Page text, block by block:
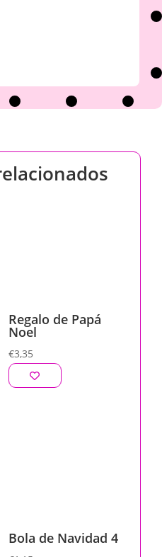
Regalo de Papá
Noel
€3,35
Bola de Navidad 4